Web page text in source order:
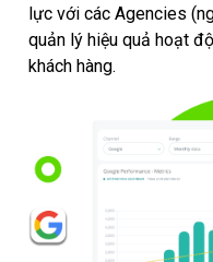
lực với các Agencies
quản lý hiệu quả hoạt
khách hàng.